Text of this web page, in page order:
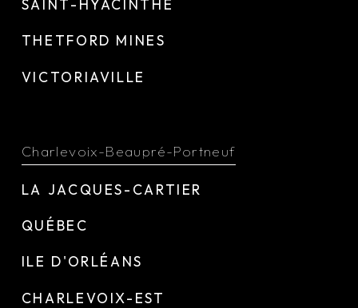
SAINT-HYACINTHE
THETFORD MINES
VICTORIAVILLE
Charlevoix-Beaupré-Portneuf
LA JACQUES-CARTIER
QUÉBEC
ILE D'ORLÉANS
CHARLEVOIX-EST